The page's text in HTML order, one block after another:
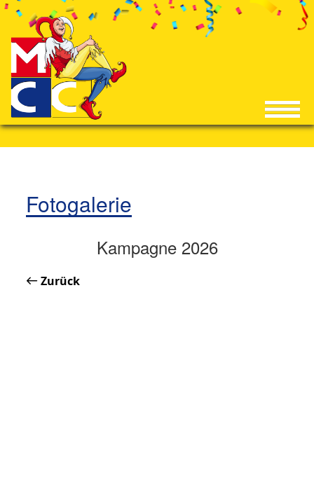
Fotogalerie
Kampagne 2026
Zurück